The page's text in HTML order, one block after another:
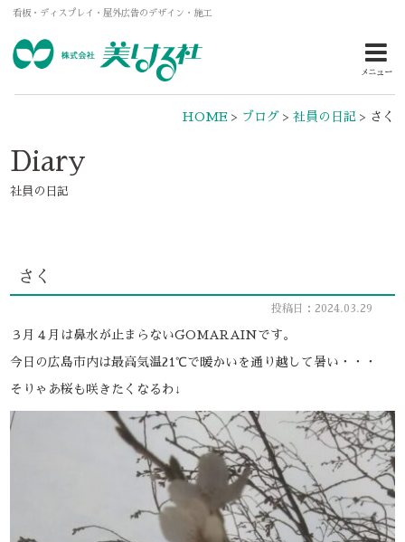
看板・ディスプレイ・屋外広告のデザイン・施工
メニュー
HOME> ブログ> 社員の日記 > さく
Diary
社員の日記
さく
投稿日：2024.03.29
３月４月は鼻水が止まらないGOMARAINです。
今日の広島市内は最高気温21℃で暖かいを通り越して暑い・・・
そりゃあ桜も咲きたくなるわ↓